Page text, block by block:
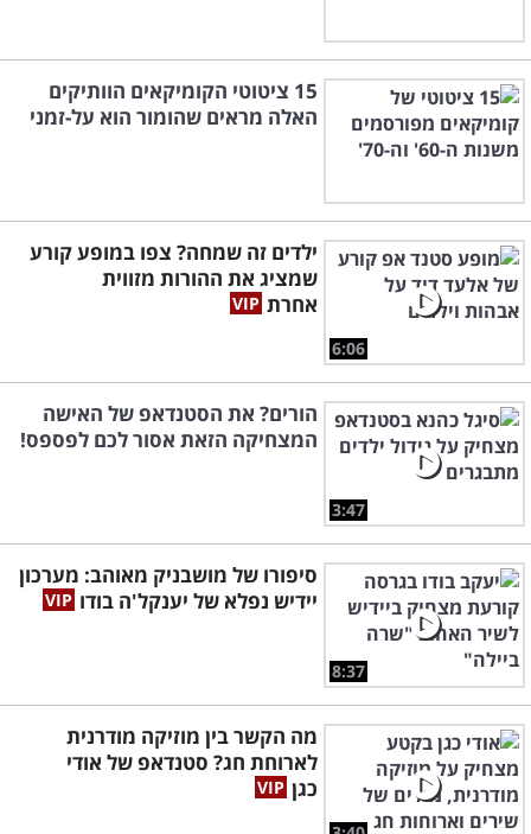
15 ציטוטי הקומיקאים הוותיקים
האלה מראים שהומור הוא על-זמני
6:06
ילדים זה שמחה? צפו במופע קורע
שמציג את ההורות מזווית
אחרת
3:47
הורים? את הסטנדאפ של האישה
המצחיקה הזאת אסור לכם לפספס!
8:37
סיפורו של מושבניק מאוהב: מערכון
יידיש נפלא של יענקל'ה בודו
מה הקשר בין מוזיקה מודרנית
לארוחת חג? סטנדאפ של אודי
כגן